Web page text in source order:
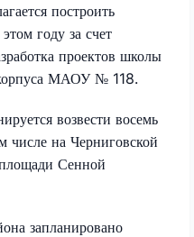
построить
году за счет
проектов школы
МАОУ № 118.
возвести восемь
числе на Черниговской
Сенной
запланировано